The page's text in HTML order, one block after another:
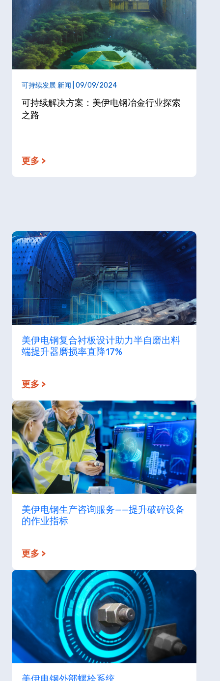
可持续发展 新闻 | 09/09/2024
可持续解决方案：美伊电钢冶金行业探索
之路
更多 >
美伊电钢复合衬板设计助力半自磨出料
端提升器磨损率直降17%
更多 >
美伊电钢生产咨询服务——提升破碎设备
的作业指标
更多 >